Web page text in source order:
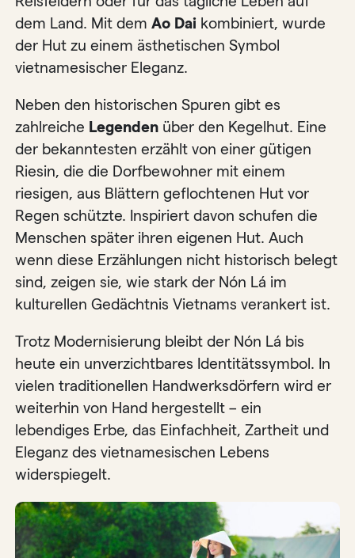
dem Land. Mit demAo Dai kombiniert, wurde
der Hut zu einem ästhetischen Symbol
vietnamesischer Eleganz.
Neben den historischen Spuren gibt es
zahlreiche Legenden über den Kegelhut. Eine
der bekanntesten erzählt von einer gütigen
Riesin, die die Dorfbewohner mit einem
riesigen, aus Blättern geflochtenen Hut vor
Regen schützte. Inspiriert davon schufen die
Menschen später ihren eigenen Hut. Auch
wenn diese Erzählungen nicht historisch belegt
sind, zeigen sie, wie stark der Nón Lá im
kulturellen Gedächtnis Vietnams verankert ist.
Trotz Modernisierung bleibt der Nón Lá bis
heute ein unverzichtbares Identitätssymbol. In
vielen traditionellen Handwerksdörfern wird er
weiterhin von Hand hergestellt – ein
lebendiges Erbe, das Einfachheit, Zartheit und
Eleganz des vietnamesischen Lebens
widerspiegelt.